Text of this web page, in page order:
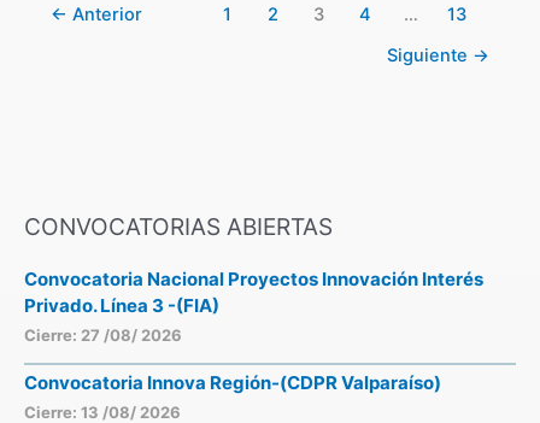
← Anterior 1 2 3 4 …
13
Siguiente →
CONVOCATORIAS ABIERTAS
Convocatoria Nacional Proyectos Innovación Interés
Privado. Línea 3 -(FIA)
Cierre: 27 /08/ 2026
Convocatoria Innova Región-(CDPR Valparaíso)
Cierre: 13 /08/ 2026